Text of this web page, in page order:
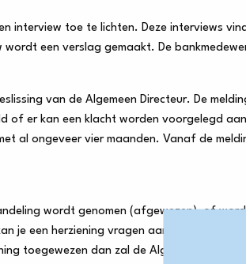
interview toe te lichten. Deze interviews
een verslag gemaakt. De
van de Algemeen Directeur. De
of er kan een klacht worden voorgelegd
al ongeveer vier maanden. Vanaf de
wordt genomen (afgewezen), of
je een herziening vragen aan de Voorzitter
toegewezen dan zal de Algemeen